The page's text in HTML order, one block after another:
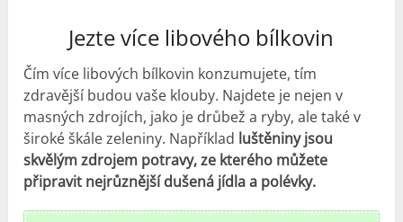
Jezte více libového bílkovin
Čím více libových bílkovin konzumujete, tím
zdravější budou vaše klouby. Najdete je nejen v
masných zdrojích, jako je drůbež a ryby, ale také v
široké škále zeleniny. Například luštěniny jsou
skvělým zdrojem potravy, ze kterého můžete
připravit nejrůznější dušená jídla a polévky.